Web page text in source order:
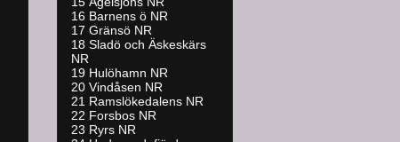
16 Barnens ö NR
17 Gränsö NR
18 Sladö och Äskeskärs
NR
19 Hulöhamn NR
20 Vindåsen NR
21 Ramslökedalens NR
22 Forsbos NR
23 Ryrs NR